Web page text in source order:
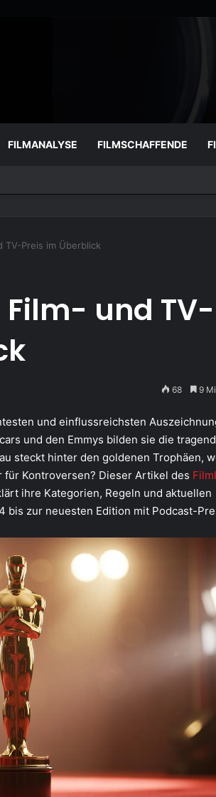
FILMANALYSE FILMSCHAFFENDE
TV-Preis im Überblick
Film- und TV-
68 9
und einflussreichsten
und den Emmys bilden sie die
steckt hinter den goldenen Trophäen,
Kontroversen? Dieser Artikel des
ihre Kategorien, Regeln und aktuellen
bis zur neuesten Edition mit Podcast-